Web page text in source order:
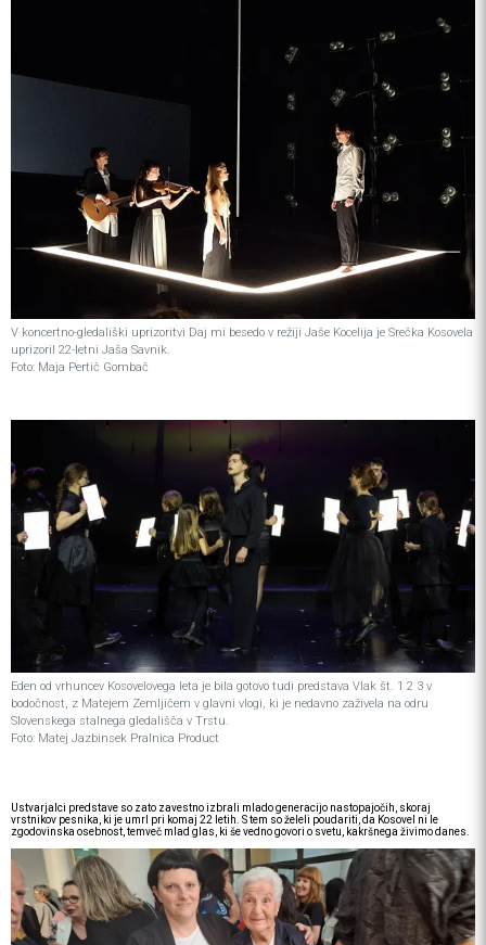
V koncertno-gledališki uprizoritvi Daj mi besedo v režiji Jaše Kocelija je Srečka Kosovela
uprizoril 22-letni Jaša Savnik.
Foto: Maja Pertič Gombač
Eden od vrhuncev Kosovelovega leta je bila gotovo tudi predstava Vlak št. 1 2 3 v
bodočnost, z Matejem Zemljičem v glavni vlogi, ki je nedavno zaživela na odru
Slovenskega stalnega gledališča v Trstu.
Foto: Matej Jazbinsek Pralnica Product
Ustvarjalci predstave so zato zavestno izbrali mlado generacijo nastopajočih, skoraj
vrstnikov pesnika, ki je umrl pri komaj 22 letih. S tem so želeli poudariti, da Kosovel ni le
zgodovinska osebnost, temveč mlad glas, ki še vedno govori o svetu, kakršnega živimo danes.